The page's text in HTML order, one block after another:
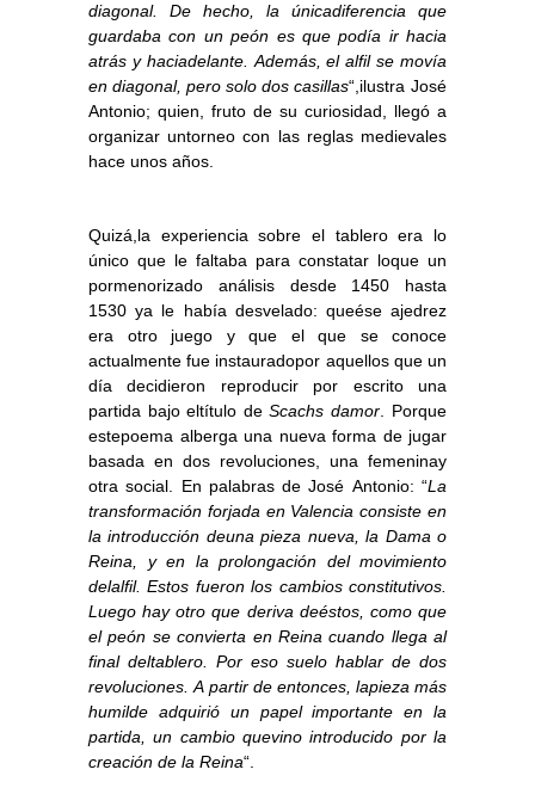
diagonal. De hecho, la únicadiferencia que
guardaba con un peón es que podía ir hacia
atrás y haciadelante. Además, el alfil se movía
en diagonal, pero solo dos casillas“,ilustra José
Antonio; quien, fruto de su curiosidad, llegó a
organizar untorneo con las reglas medievales
hace unos años.
Quizá,la experiencia sobre el tablero era lo
único que le faltaba para constatar loque un
pormenorizado análisis desde 1450 hasta
1530 ya le había desvelado: queése ajedrez
era otro juego y que el que se conoce
actualmente fue instauradopor aquellos que un
día decidieron reproducir por escrito una
partida bajo eltítulo de Scachs damor . Porque
estepoema alberga una nueva forma de jugar
basada en dos revoluciones, una femeninay
otra social. En palabras de José Antonio: “La
transformación forjada en Valencia consiste en
la introducción deuna pieza nueva, la Dama o
Reina, y en la prolongación del movimiento
delalfil. Estos fueron los cambios constitutivos.
Luego hay otro que deriva deéstos, como que
el peón se convierta en Reina cuando llega al
final deltablero. Por eso suelo hablar de dos
revoluciones. A partir de entonces, lapieza más
humilde adquirió un papel importante en la
partida, un cambio quevino introducido por la
creación de la Reina“.